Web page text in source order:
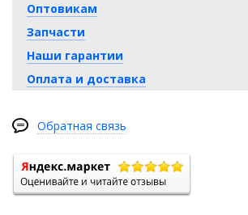
Оптовикам
Запчасти
Наши гарантии
Оплата и доставка
Обратная связь